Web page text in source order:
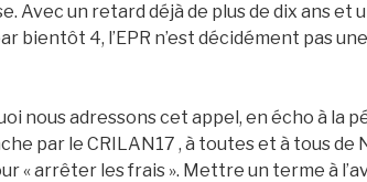
Avec un retard déjà de plus de dix ans et
bientôt 4, l’EPR n’est décidément pas
nous adressons cet appel, en écho à la
par le CRILAN17 , à toutes et à tous de
« arrêter les frais ». Mettre un terme à